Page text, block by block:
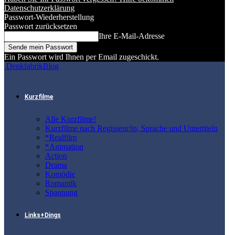
Datenschutzerklärung
Passwort-Wiederherstellung
Passwort zurücksetzen
Ihre E-Mail-Adresse
Ein Passwort wird Ihnen per Email zugeschickt.
DenkfabrikBlog
Kurzfilme
Alle Kurzfilme!
Kurzfilme nach Regisseur/in, Sprache und Untertiteln
*Realfilm
*Animation
Action
Drama
Komödie
Romantik
Spannung
Links+Dings